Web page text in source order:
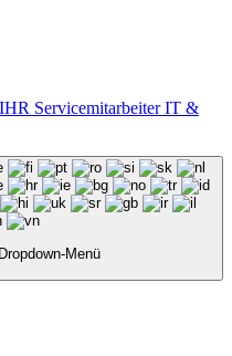
IHR Servicemitarbeiter IT &